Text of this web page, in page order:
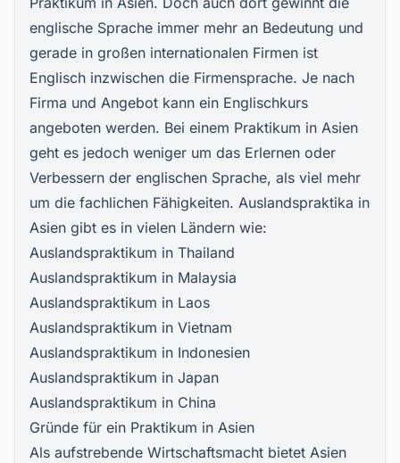
englische Sprache immer mehr an Bedeutung und
gerade in großen internationalen Firmen ist
Englisch inzwischen die Firmensprache. Je nach
Firma und Angebot kann ein Englischkurs
angeboten werden. Bei einem Praktikum in Asien
geht es jedoch weniger um das Erlernen oder
Verbessern der englischen Sprache, als viel mehr
um die fachlichen Fähigkeiten. Auslandspraktika in
Asien gibt es in vielen Ländern wie:
Auslandspraktikum in Thailand
Auslandspraktikum in Malaysia
Auslandspraktikum in Laos
Auslandspraktikum in Vietnam
Auslandspraktikum in Indonesien
Auslandspraktikum in Japan
Auslandspraktikum in China
Gründe für ein Praktikum in Asien
Als aufstrebende Wirtschaftsmacht bietet Asien